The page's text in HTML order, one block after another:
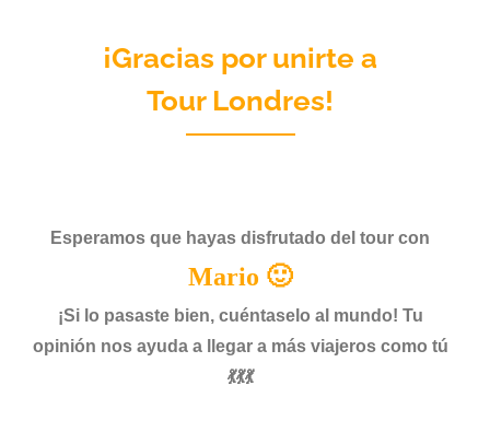
¡Gracias por unirte a
Tour Londres!
Esperamos que hayas disfrutado del tour con
Mario 🙂
¡Si lo pasaste bien, cuéntaselo al mundo! Tu
opinión nos ayuda a llegar a más viajeros como tú
💃💃💃